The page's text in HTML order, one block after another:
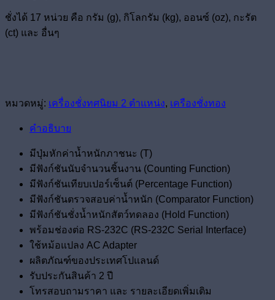
ชั่งได้ 17 หน่วย คือ กรัม (g), กิโลกรัม (kg), ออนซ์ (oz), กะรัต
(ct) และ อื่นๆ
หมวดหมู่: เครื่องชั่งทศนิยม 2 ตำแหน่ง, เครืองชั่งทอง
คำอธิบาย
มีปุ่มหักค่าน้ำหนักภาชนะ (T)
มีฟังก์ชันนับจำนวนชิ้นงาน (Counting Function)
มีฟังก์ชันเทียบเปอร์เซ็นต์ (Percentage Function)
มีฟังก์ชันตรวจสอบค่าน้ำหนัก (Comparator Function)
มีฟังก์ชันชั่งน้ำหนักสัตว์ทดลอง (Hold Function)
พร้อมช่องต่อ RS-232C (RS-232C Serial Interface)
ใช้หม้อแปลง AC Adapter
ผลิตภัณฑ์ของประเทศโปแลนด์
รับประกันสินค้า 2 ปี
โทรสอบถามราคา และ รายละเอียดเพิ่มเติม